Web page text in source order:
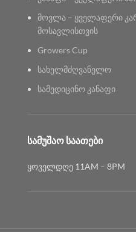
მოვლა – ყველაფერი
მოსავლისთვის
Growers Cup
სახელმძღვანელო
სამედიცინო კანაფი
ᲡᲐᲛᲣᲨᲐᲝ ᲡᲐᲐᲗᲔᲑᲘ
ყოველდღე 11AM – 8PM